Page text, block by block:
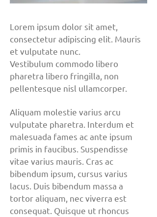
Lorem ipsum dolor sit amet,
consectetur adipiscing elit. Mauris
et vulputate nunc.
Vestibulum commodo libero
pharetra libero fringilla, non
pellentesque nisl ullamcorper.
Aliquam molestie varius arcu
vulputate pharetra. Interdum et
malesuada fames ac ante ipsum
primis in faucibus. Suspendisse
vitae varius mauris. Cras ac
bibendum ipsum, cursus varius
lacus. Duis bibendum massa a
tortor aliquam, nec viverra est
consequat. Quisque ut rhoncus